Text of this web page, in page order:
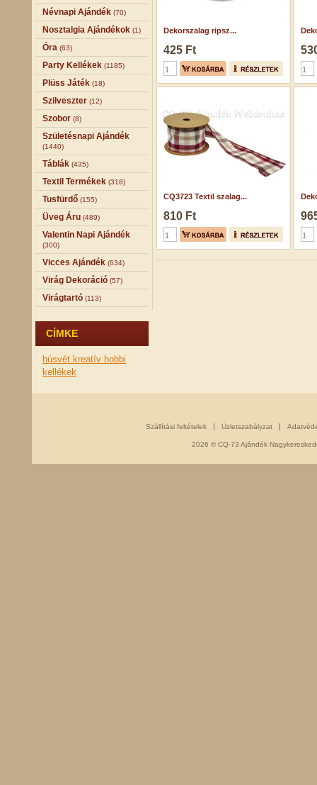
Névnapi Ajándék (70)
Nosztalgia Ajándékok (1)
Óra (63)
Party Kellékek (1185)
Plüss Játék (18)
Szilveszter (12)
Szobor (8)
Születésnapi Ajándék
(1440)
Táblák (435)
Textil Termékek (318)
Tusfürdő (155)
Üveg Áru (489)
Valentin Napi Ajándék
(300)
Vicces Ajándék (634)
Virág Dekoráció (57)
Virágtartó (113)
CÍMKE
húsvét kreatív hobbi
kellékek
Dekorszalag ripsz...
425 Ft
CQ3723 Textil szalag...
810 Ft
Szállítási feltételek Üzletszabályzat
2026 © CQ-73 Ajándék